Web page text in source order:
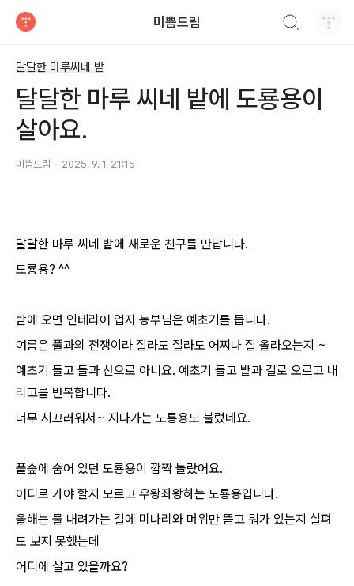
미쁨드림
달달한 마루씨네 밭
달달한 마루 씨네 밭에 도룡용이
살아요.
미쁨드림 2025. 9. 1. 21:15
달달한 마루 씨네 밭에 새로운 친구를 만납니다.
도룡용? ^^
밭에 오면 인테리어 업자 농부님은 예초기를 듭니다.
여름은 풀과의 전쟁이라 잘라도 잘라도 어찌나 잘 올라오는지 ~
예초기 들고 들과 산으로 아니요. 예초기 들고 밭과 길로 오르고 내
리고를 반복합니다.
너무 시끄러워서~ 지나가는 도룡용도 불렀네요.
풀숲에 숨어 있던 도룡용이 깜짝 놀랐어요.
어디로 가야 할지 모르고 우왕좌왕하는 도룡용입니다.
올해는 물 내려가는 길에 미나리와 머위만 뜯고 뭐가 있는지 살펴
도 보지 못했는데
어디에 살고 있을까요?